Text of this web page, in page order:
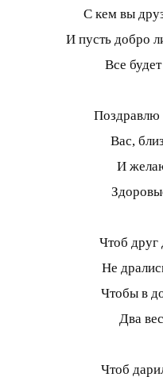
С кем вы
И пусть добро
Все
Поздравлю
Вас,
И
Чтоб друг
Не
Чтобы в
Два
Чтоб